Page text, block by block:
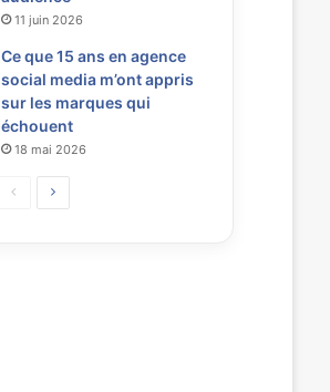
11 juin 2026
Ce que 15 ans en agence
social media m’ont appris
sur les marques qui
échouent
18 mai 2026
P